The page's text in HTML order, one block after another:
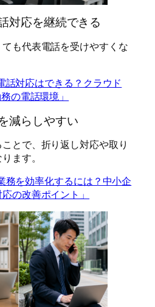
対応を継続できる
も代表電話を受けやすくな
話対応はできる？クラウド
の電話環境」
減らしやすい
とで、折り返し対応や取り
ます。
務を効率化するには？中小企
の改善ポイント」